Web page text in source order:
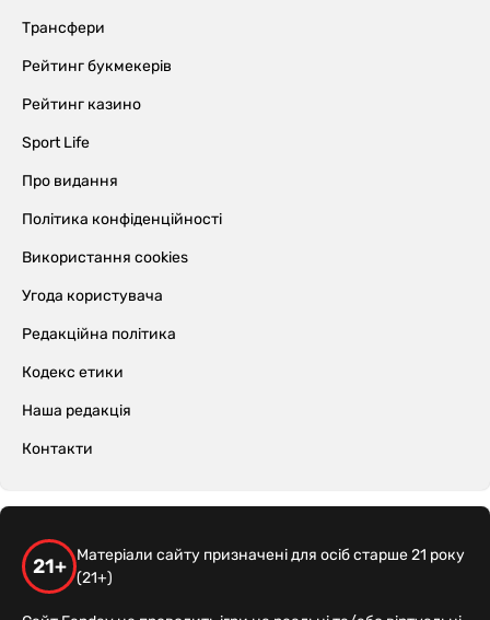
Трансфери
Рейтинг букмекерів
Рейтинг казино
Sport Life
Про видання
Політика конфіденційності
Використання cookies
Угода користувача
Редакційна політика
Кодекс етики
Наша редакція
Контакти
21+
Матеріали сайту призначені для осіб старше 21 року
(21+)